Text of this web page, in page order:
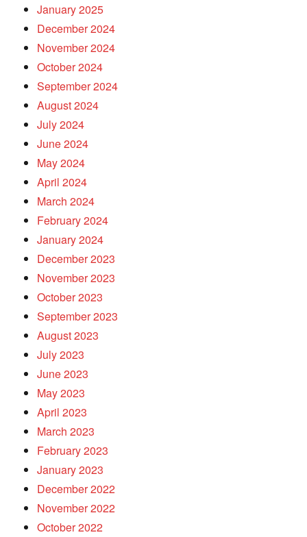
January 2025
December 2024
November 2024
October 2024
September 2024
August 2024
July 2024
June 2024
May 2024
April 2024
March 2024
February 2024
January 2024
December 2023
November 2023
October 2023
September 2023
August 2023
July 2023
June 2023
May 2023
April 2023
March 2023
February 2023
January 2023
December 2022
November 2022
October 2022